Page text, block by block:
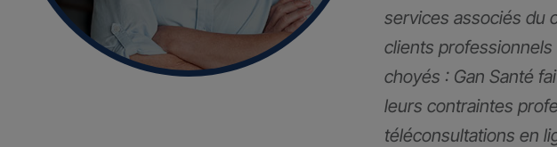
services associés du
clients
choyés : Gan Santé
leurs contraintes
téléconsultations en